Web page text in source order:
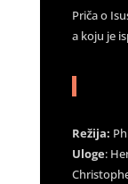
Priča o
a koju je
Režija:
Uloge: